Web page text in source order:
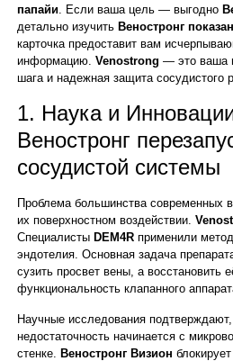
папайи. Если ваша цель — выгодно
детально изучить Веностронг
карточка предоставит вам
информацию.Venostrong — это ваша
шага и надежная защита сосудистого
1. Наука и
Веностронг
сосудистой системы
Проблема большинства современных
их поверхностном воздействии.
Специалисты DEM4R применили
эндотелия. Основная задача
сузить просвет вены, а восстановить
функциональность клапанного
Научные исследования
недостаточность начинается с
стенке. Веностронг Визион